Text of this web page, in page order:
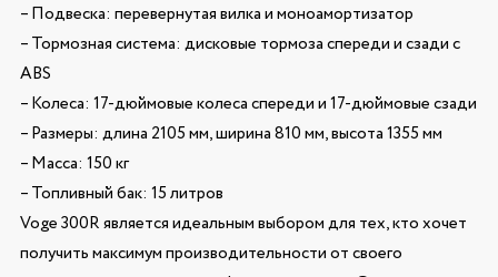
– Подвеска: перевернутая вилка и моноамортизатор
– Тормозная система: дисковые тормоза спереди и сзади с
ABS
– Колеса: 17-дюймовые колеса спереди и 17-дюймовые сзади
– Размеры: длина 2105 мм, ширина 810 мм, высота 1355 мм
– Масса: 150 кг
– Топливный бак: 15 литров
Voge 300R является идеальным выбором для тех, кто хочет
получить максимум производительности от своего